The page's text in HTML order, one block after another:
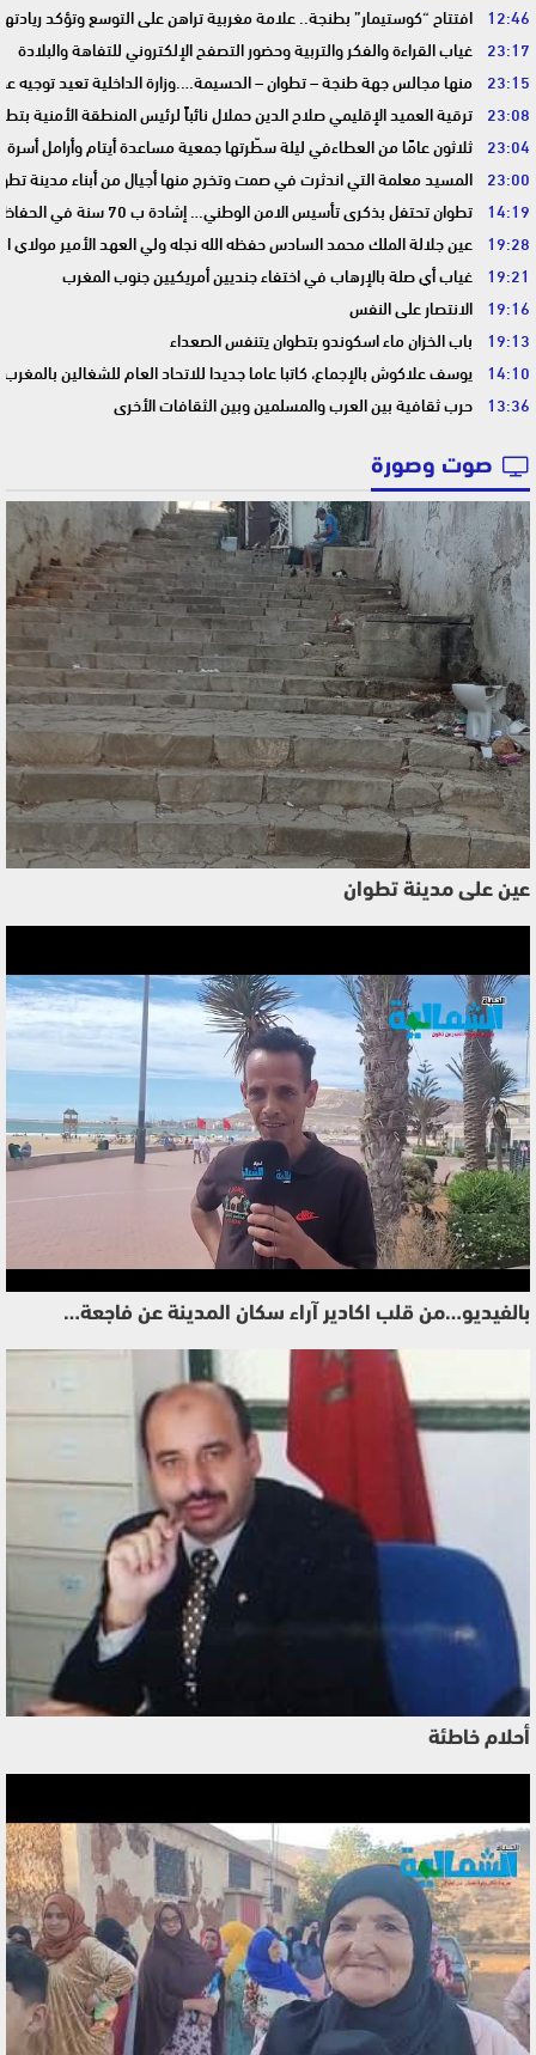
12:46 افتتاح “كوستيمار” بطنجة.. علامة مغربية تراهن على التوسع وتؤكد
23:17 غياب القراءة والفكر والتربية وحضور التصفح الإلكتروني للتفاهة والبلادة
23:15 منها مجالس جهة طنجة – تطوان – الحسيمة….وزارة الداخلية تعيد توجيه
23:08 ترقية العميد الإقليمي صلاح الدين حملال نائباً لرئيس المنطقة الأمنية
23:04 ثلاثون عامًا من العطاءفي ليلة سطّرتها جمعية مساعدة أيتام وأرامل
23:00 المسيد معلمة التي اندثرت في صمت وتخرج منها أجيال من أبناء مدينة
14:19 تطوان تحتفل بذكرى تأسيس الامن الوطني… إشادة ب 70 سنة في الحفاظ على استقرار الوطن وضمان أمن المواطنين
19:28 عين جلالة الملك محمد السادس حفظه الله نجله ولي العهد الأمير
19:21 غياب أي صلة بالإرهاب في اختفاء جنديين أمريكيين جنوب المغرب
19:16 الانتصار على النفس
19:13 باب الخزان ماء اسكوندو بتطوان يتنفس الصعداء
14:10 يوسف علاكوش بالإجماع، كاتبا عاما جديدا للاتحاد العام للشغالين بالمغرب
13:36 حرب ثقافية بين العرب والمسلمين وبين الثقافات الأخرى
صوت وصورة
عين على مدينة تطوان
بالفيديو…من قلب اكادير آراء سكان المدينة عن فاجعة…
أحلام خاطئة